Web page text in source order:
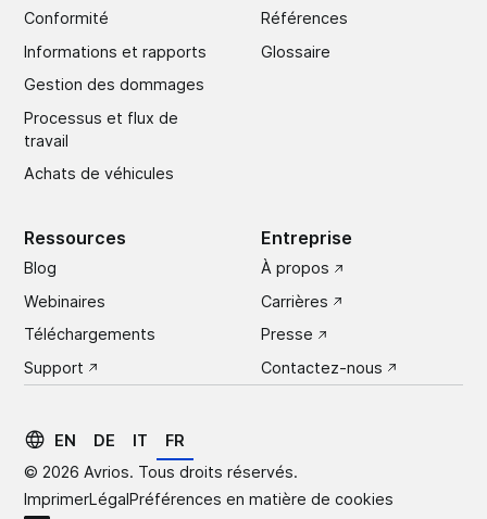
Conformité
Informations et rapports
Gestion des dommages
Processus et flux de
travail
Achats de véhicules
Références
Glossaire
Ressources
Blog
Webinaires
Téléchargements
Support
Entreprise
À propos
Carrières
Presse
Contactez-nous
EN DE IT
FR
© 2026 Avrios. Tous droits réservés.
ImprimerLégalPréférences en matière de cookies